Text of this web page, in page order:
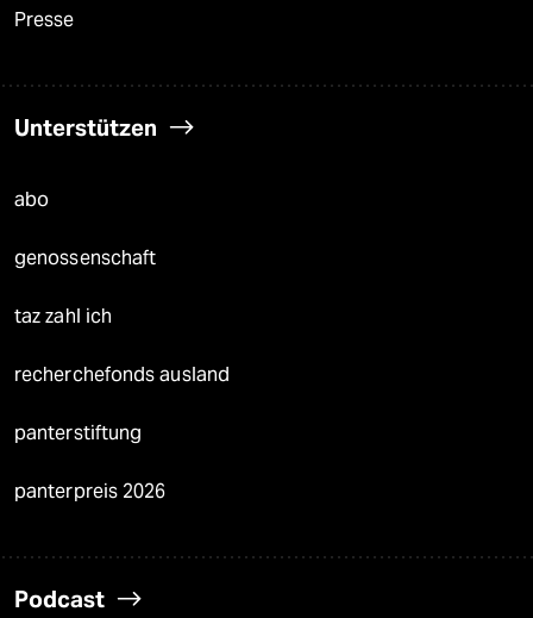
Presse
Unterstützen
abo
genossenschaft
taz zahl ich
recherchefonds ausland
panterstiftung
panterpreis 2026
Podcast